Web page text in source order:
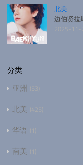
北美
边伯贤拉
2025-11-
分类
亚洲 53
北美 425
华语 1
南美 1